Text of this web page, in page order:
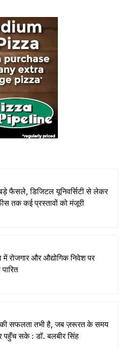
फैसले, डिजिटल यूनिवर्सिटी से लेकर
तक कई प्रस्तावों को मंजूरी
में रोजगार और औद्योगिक निवेश पर
की सफलता तभी है, जब ज़रूरत के समय
पहुँच सके : डॉ. बलबीर सिंह